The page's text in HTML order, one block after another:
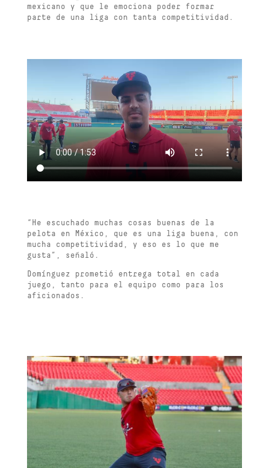
mexicano y que le emociona poder formar
parte de una liga con tanta competitividad.
“He escuchado muchas cosas buenas de la
pelota en México, que es una liga buena, con
mucha competitividad, y eso es lo que me
gusta”, señaló.
Domínguez prometió entrega total en cada
juego, tanto para el equipo como para los
aficionados.